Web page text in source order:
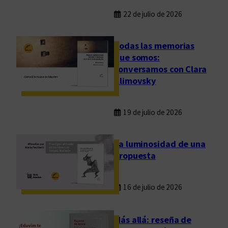
22 de julio de 2026
Todas las memorias
que somos:
conversamos con Clara
Klimovsky
19 de julio de 2026
La luminosidad de una
propuesta
16 de julio de 2026
Más allá: reseña de